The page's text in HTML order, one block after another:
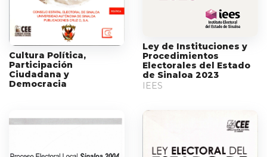
Cultura Política,
Participación
Ciudadana y
Democracia
Ley de Instituciones y
Procedimientos
Electorales del Estado
de Sinaloa 2023
IEES